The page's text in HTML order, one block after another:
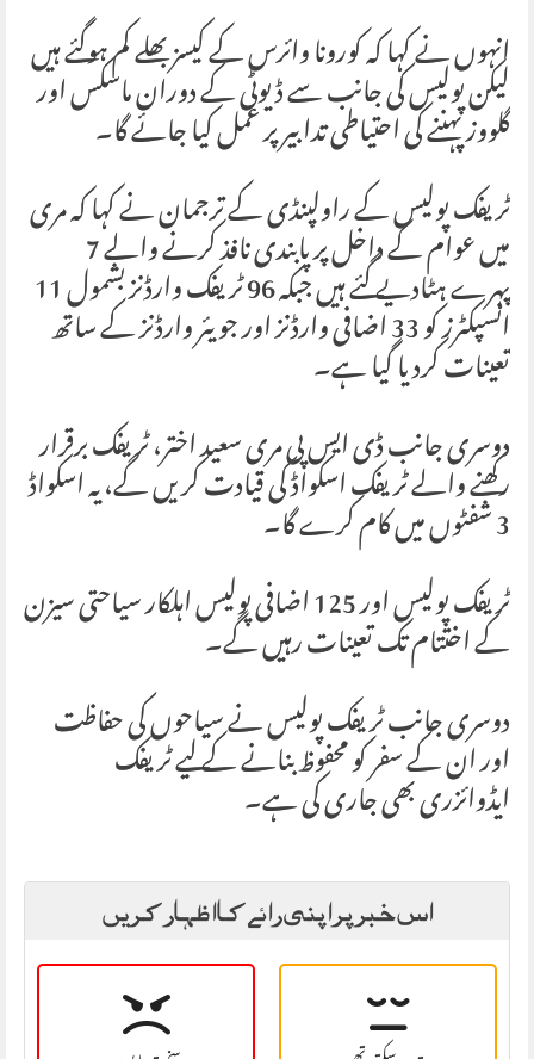
انہوں نے کہا کہ کورونا وائرس کے کیسز بھلے کم ہوگئے ہیں
لیکن پولیس کی جانب سے ڈیوٹی کے دوران ماسکس اور
گلووز پہننے کی احتیاطی تدابیر پر عمل کیا جائے گا۔
ٹریفک پولیس کے راولپنڈی کے ترجمان نے کہا کہ مری
میں عوام کے داخل پر پابندی نافذ کرنے والے 7 پہرے ہٹادیے گئے ہیں جبکہ 96 ٹریفک وارڈنز بشمول 11انسپکٹرز کو 33 اضافی وارڈنز اور جویئر وارڈنز کے ساتھتعینات کردیا گیا ہے۔
دوسری جانب ڈی ایس پی مری سعید اختر، ٹریفک برقرار
رکھنے والے ٹریفک اسکواڈ کی قیادت کریں گے، یہ اسکواڈ
3 شفٹوں میں کام کرے گا۔
ٹریفک پولیس اور 125 اضافی پولیس اہلکار سیاحتی سیزنکے اختتام تک تعینات رہیں گے۔
دوسری جانب ٹریفک پولیس نے سیاحوں کی حفاظت
اور ان کے سفر کو محفوظ بنانے کے لیے ٹریفک
ایڈوائزری بھی جاری کی ہے۔
اس خبر پر اپنی رائے کا اظہار کریں